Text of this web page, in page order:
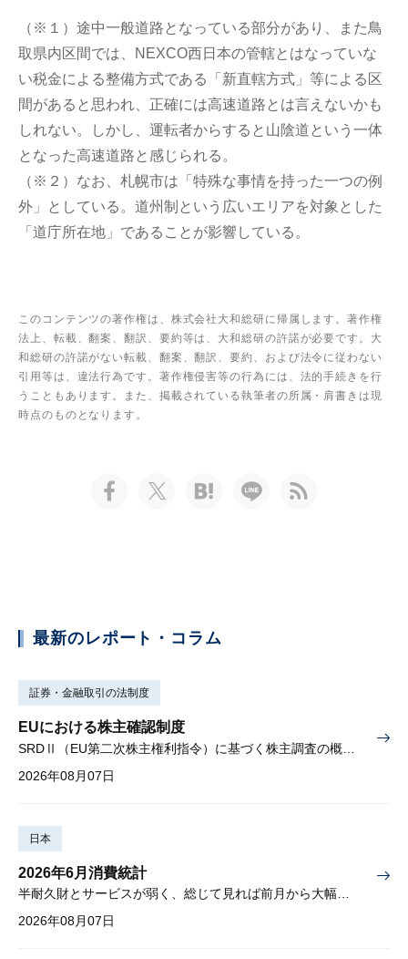
（※１）途中一般道路となっている部分があり、また鳥
取県内区間では、NEXCO西日本の管轄とはなっていな
い税金による整備方式である「新直轄方式」等による区
間があると思われ、正確には高速道路とは言えないかも
しれない。しかし、運転者からすると山陰道という一体
となった高速道路と感じられる。
（※２）なお、札幌市は「特殊な事情を持った一つの例
外」としている。道州制という広いエリアを対象とした
「道庁所在地」であることが影響している。
このコンテンツの著作権は、株式会社大和総研に帰属します。著作権
法上、転載、翻案、翻訳、要約等は、大和総研の許諾が必要です。大
和総研の許諾がない転載、翻案、翻訳、要約、および法令に従わない
引用等は、違法行為です。著作権侵害等の行為には、法的手続きを行
うこともあります。また、掲載されている執筆者の所属・肩書きは現
時点のものとなります。
最新のレポート・コラム
証券・金融取引の法制度
EUにおける株主確認制度
2026年08月07日
日本
2026年6月消費統計
半耐久財とサービスが弱く、総じて見れば前月から大幅に減少
2026年08月07日